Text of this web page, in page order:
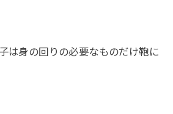
は身の回りの必要なものだけ鞄に